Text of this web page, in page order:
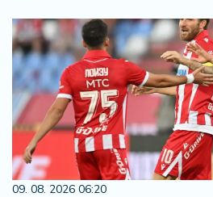
09. 08. 2026 06:20